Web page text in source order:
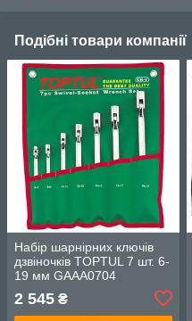
Подібні товари компанії
Набір шарнірних ключів
дзвіночків TOPTUL 7 шт. 6-
19 мм GAAA0704
2 545 ₴